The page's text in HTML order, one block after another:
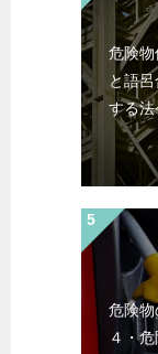
危険
と語
する法
危険
４・